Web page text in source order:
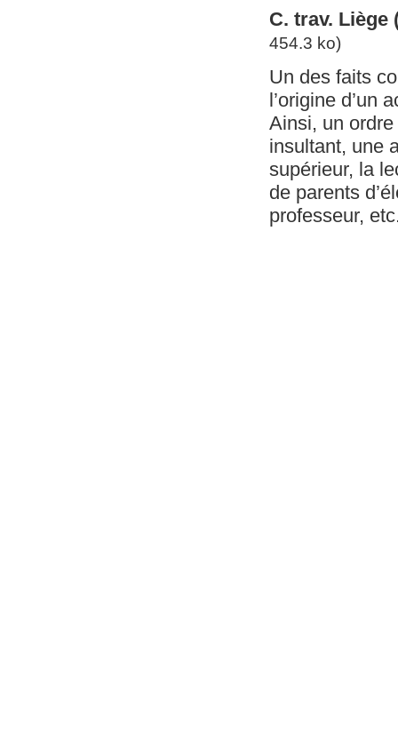
C. trav. Liège
454.3 ko)
Un des faits
l’origine d’un
Ainsi, un
insultant, une
supérieur, la
de parents
professeur,